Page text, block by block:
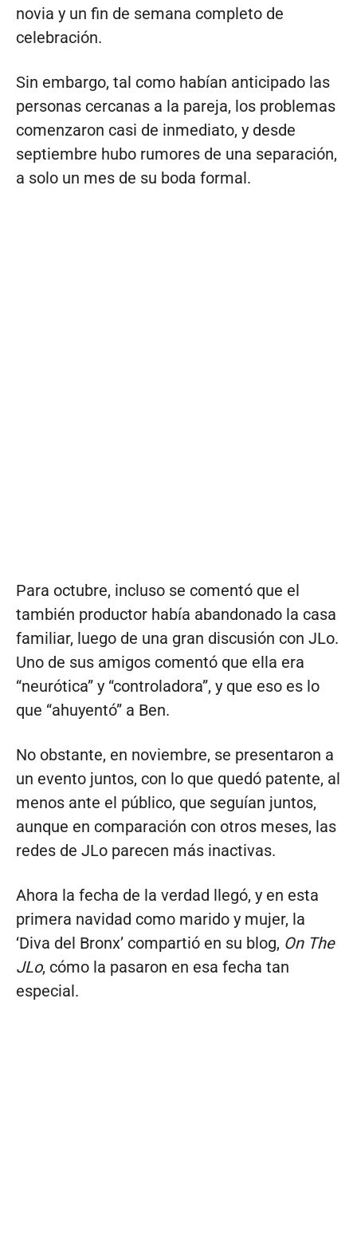
novia y un fin de semana completo de
celebración.
Sin embargo, tal como habían anticipado las
personas cercanas a la pareja, los problemas
comenzaron casi de inmediato, y desde
septiembre hubo rumores de una separación,
a solo un mes de su boda formal.
Para octubre, incluso se comentó que el
también productor había abandonado la casa
familiar, luego de una gran discusión con JLo.
Uno de sus amigos comentó que ella era
“neurótica” y “controladora”, y que eso es lo
que “ahuyentó” a Ben.
No obstante, en noviembre, se presentaron a
un evento juntos, con lo que quedó patente, al
menos ante el público, que seguían juntos,
aunque en comparación con otros meses, las
redes de JLo parecen más inactivas.
Ahora la fecha de la verdad llegó, y en esta
primera navidad como marido y mujer, la
‘Diva del Bronx’ compartió en su blog, On The
JLo, cómo la pasaron en esa fecha tan
especial.